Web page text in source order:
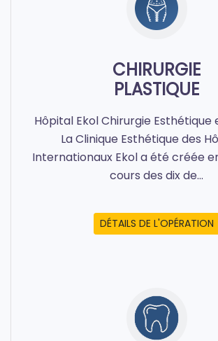
CHIRURGIE
PLASTIQUE
Hôpital Ekol Chirurgie Esthétique
La Clinique Esthétique des
Internationaux Ekol a été créée
cours des dix de...
DÉTAILS DE L'OPÉRATION